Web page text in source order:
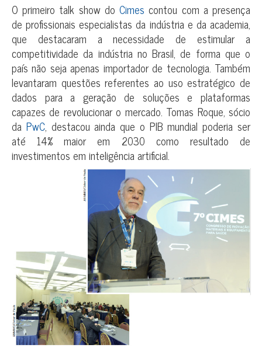
O primeiro talk show doCimes contou com a presença
de profissionais especialistas da indústria e da academia,
que destacaram a necessidade de estimular a
competitividade da indústria no Brasil, de forma que o
país não seja apenas importador de tecnologia. Também
levantaram questões referentes ao uso estratégico de
dados para a geração de soluções e plataformas
capazes de revolucionar o mercado. Tomas Roque, sócio
da PwC, destacou ainda que o PIB mundial poderia ser
até 14% maior em 2030 como resultado de
investimentos em inteligência artificial.